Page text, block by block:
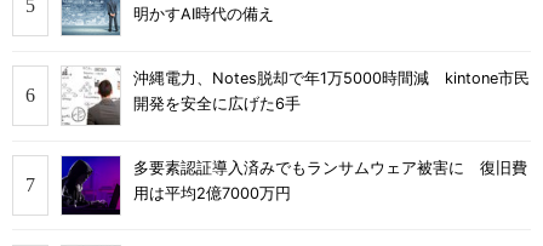
明かすAI時代の備え
沖縄電力、Notes脱却で年1万5000時間減 kintone市民
開発を安全に広げた6手
多要素認証導入済みでもランサムウェア被害に 復旧費
用は平均2億7000万円